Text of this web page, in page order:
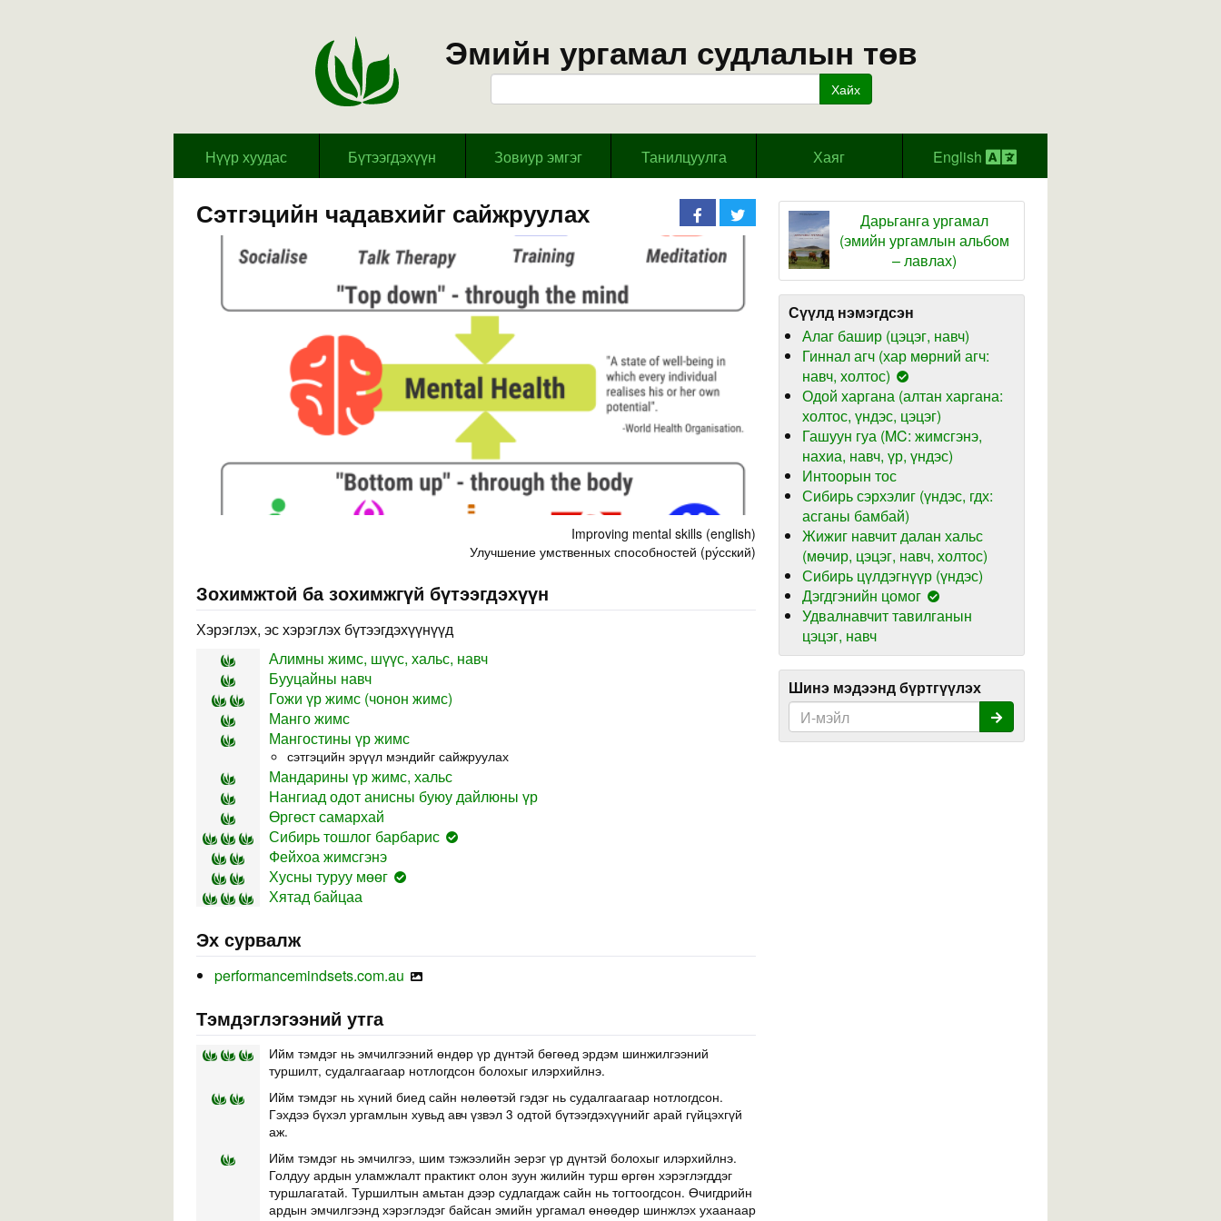
Эмийн ургамал судлалын төв
Хайх
Hүүр хуудас Бүтээгдэхүүн Зовиур эмгэг Танилцуулга Хаяг English
Сэтгэцийн чадавхийг сайжруулах
Improving mental skills (english)
Улучшение умственных способностей (ру́сский)
Зохимжтой ба зохимжгүй бүтээгдэхүүн
Хэрэглэх, эс хэрэглэх бүтээгдэхүүнүүд
Алимны жимс, шүүс, хальс, навч
Бууцайны навч
Гожи үр жимс (чонон жимс)
Манго жимс
Мангостины үр жимс
сэтгэцийн эрүүл мэндийг сайжруулах
Мандарины үр жимс, хальс
Нангиад одот анисны буюу дайлюны үр
Өргөст самархай
Сибирь тошлог барбарис
Фейхоа жимсгэнэ
Хусны туруу мөөг
Хятад байцаа
Эх сурвалж
performancemindsets.com.au
Тэмдэглэгээний утга
Ийм тэмдэг нь эмчилгээний өндөр үр дүнтэй бөгөөд эрдэм шинжилгээний
туршилт, судалгаагаар нотлогдсон болохыг илэрхийлнэ.
Ийм тэмдэг нь хүний биед сайн нөлөөтэй гэдэг нь судалгаагаар нотлогдсон.
Гэхдээ бүхэл ургамлын хувьд авч үзвэл 3 одтой бүтээгдэхүүнийг арай гүйцэхгүй
аж.
Ийм тэмдэг нь эмчилгээ, шим тэжээлийн эерэг үр дүнтэй болохыг илэрхийлнэ.
Голдуу ардын уламжлалт практикт олон зуун жилийн турш өргөн хэрэглэгддэг
туршлагатай. Туршилтын амьтан дээр судлагдаж сайн нь тогтоогдсон. Өчигдрийн
ардын эмчилгээнд хэрэглэдэг байсан эмийн ургамал өнөөдөр шинжлэх ухаанаар
Дарьганга ургамал
(эмийн ургамлын альбом
– лавлах)
Сүүлд нэмэгдсэн
Алаг башир (цэцэг, навч)
Гиннал агч (хар мөрний агч:
навч, холтос)
Одой харгана (алтан харгана:
холтос, үндэс, цэцэг)
Гашуун гуа (MC: жимсгэнэ,
нахиа, навч, үр, үндэс)
Интоорын тос
Сибирь сэрхэлиг (үндэс, гдх:
асганы бамбай)
Жижиг навчит далан хальс
(мөчир, цэцэг, навч, холтос)
Сибирь цүлдэгнүүр (үндэс)
Дэгдгэнийн цомог
Удвалнавчит тавилганын
цэцэг, навч
Шинэ мэдээнд бүртгүүлэх